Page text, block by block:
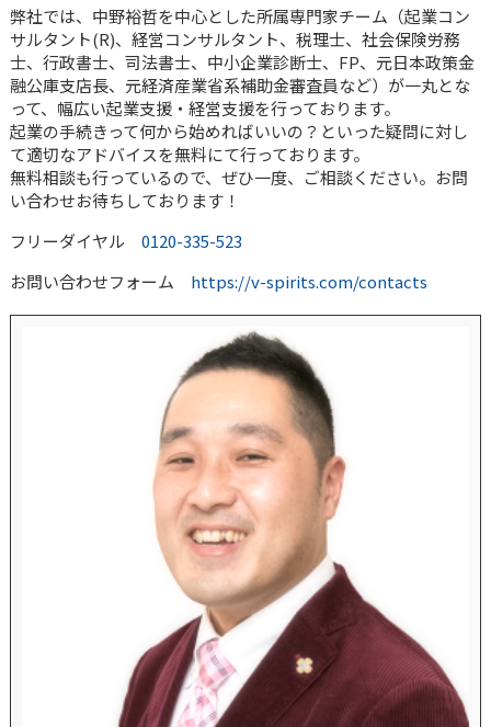
弊社では、中野裕哲を中心とした所属専門家チーム（起業コン
サルタント(R)、経営コンサルタント、税理士、社会保険労務
士、行政書士、司法書士、中小企業診断士、FP、元日本政策金
融公庫支店長、元経済産業省系補助金審査員など）が一丸とな
って、幅広い起業支援・経営支援を行っております。
起業の手続きって何から始めればいいの？といった疑問に対し
て適切なアドバイスを無料にて行っております。
無料相談も行っているので、ぜひ一度、ご相談ください。お問
い合わせお待ちしております！
フリーダイヤル 0120-335-523
お問い合わせフォーム https://v-spirits.com/contacts